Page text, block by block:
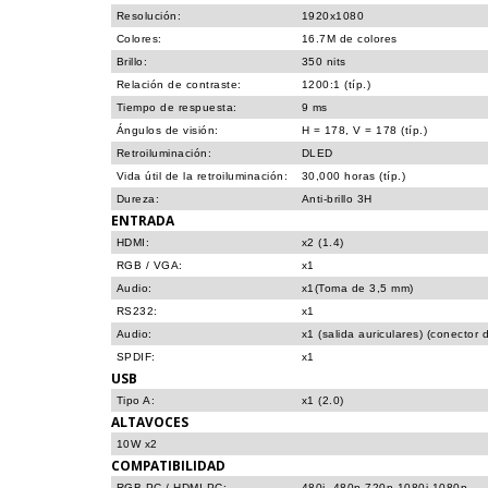
Resolución:
1920x1080
Colores:
16.7M de colores
Brillo:
350 nits
Relación de contraste:
1200:1 (típ.)
Tiempo de respuesta:
9 ms
Ángulos de visión:
H = 178, V = 178 (típ.)
Retroiluminación:
DLED
Vida útil de la retroiluminación:
30,000 horas (típ.)
Dureza:
Anti-brillo 3H
ENTRADA
HDMI:
x2 (1.4)
RGB / VGA:
x1
Audio:
x1(Toma de 3,5 mm)
RS232:
x1
Audio:
x1 (salida auriculares) (conector
SPDIF:
x1
USB
Tipo A: x1 (2.0)
ALTAVOCES
10W x2
COMPATIBILIDAD